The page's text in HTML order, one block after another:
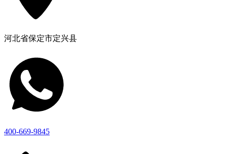
河北省保定市定兴县
400-669-9845